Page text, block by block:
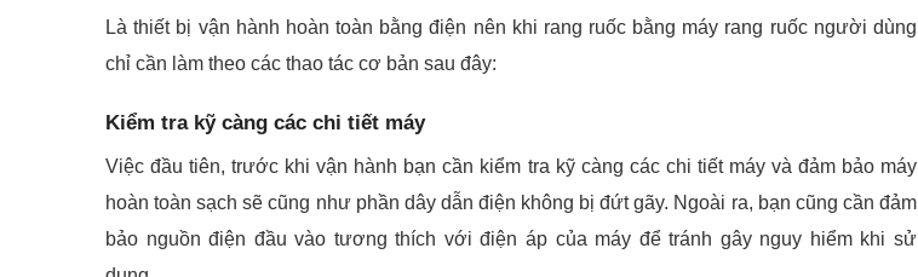
Là thiết bị vận hành hoàn toàn bằng điện nên khi rang ruốc bằng máy rang ruốc người dùng
chỉ cần làm theo các thao tác cơ bản sau đây:
Kiểm tra kỹ càng các chi tiết máy
Việc đầu tiên, trước khi vận hành bạn cần kiểm tra kỹ càng các chi tiết máy và đảm bảo máy
hoàn toàn sạch sẽ cũng như phần dây dẫn điện không bị đứt gãy. Ngoài ra, bạn cũng cần đảm
bảo nguồn điện đầu vào tương thích với điện áp của máy để tránh gây nguy hiểm khi sử